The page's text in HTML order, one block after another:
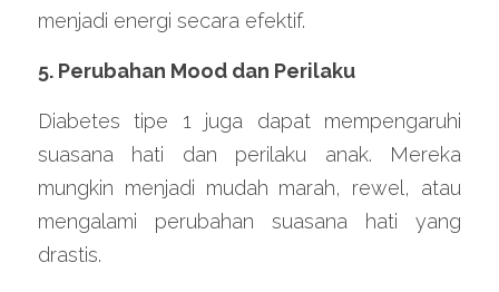
menjadi energi secara efektif.
5. Perubahan Mood dan Perilaku
Diabetes tipe 1 juga dapat mempengaruhi
suasana hati dan perilaku anak. Mereka
mungkin menjadi mudah marah, rewel, atau
mengalami perubahan suasana hati yang
drastis.